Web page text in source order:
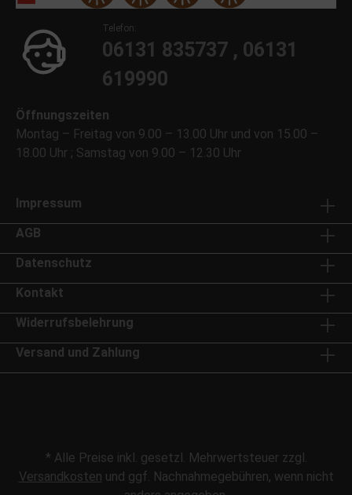
Telefon:
06131 835737 , 06131
619990
Öffnungszeiten
Montag – Freitag von 9.00 – 13.00 Uhr und von 15.00 –
18.00 Uhr ; Samstag von 9.00 – 12.30 Uhr
Impressum
AGB
Datenschutz
Kontakt
Widerrufsbelehrung
Versand und Zahlung
* Alle Preise inkl. gesetzl. Mehrwertsteuer zzgl.
Versandkosten und ggf. Nachnahmegebühren, wenn nicht